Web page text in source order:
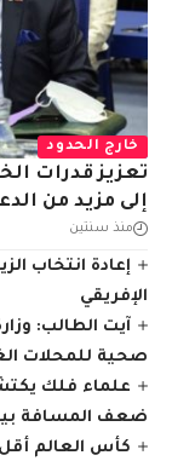
خارج الحدود
تعزيز قدرات
إلى مزيد من
منذ سنتين
إعادة انتخاب
الإفريقي
صحية للمحلات
ضعف المسافة